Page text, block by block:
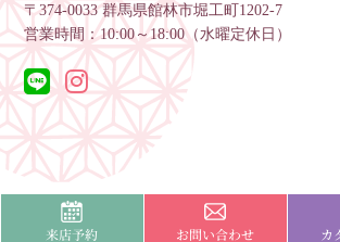
〒374-0033 群馬県館林市堀工町1202-7
営業時間：10:00～18:00（水曜定休日）
館林市・邑楽郡・佐野市の振袖レンタル・購入ならきも
rights reserved.
来店予約 お問い合わせ カ